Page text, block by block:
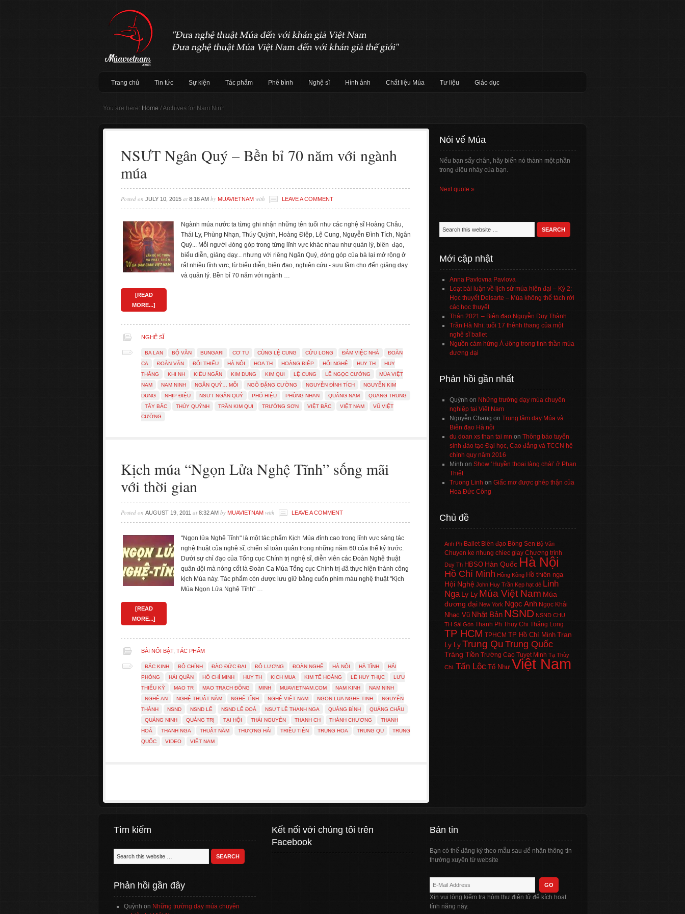
Trang chủ Tin tức Sự kiện Tác phẩm Phê bình Nghệ sĩ Hình ảnh Chất liệu Múa Tư liệu Giáo dục
You are here: Home /Archives for Nam Ninh
NSƯT Ngân Quý – Bền bỉ 70 năm với ngành
múa
Posted on JULY 10, 2015 at 8:16 AM by MUAVIETNAM with LEAVE A COMMENT
Ngành múa nước ta từng ghi nhận những tên tuổi như các nghệ sĩ Hoàng Châu,
Thái Ly, Phùng Nhạn, Thúy Quỳnh, Hoàng Điệp, Lệ Cung, Nguyễn Đình Tích, Ngân
Quý... Mỗi người đóng góp trong từng lĩnh vực khác nhau như quản lý, biên đạo,
biểu diễn, giảng dạy... nhưng với riêng Ngân Quý, đóng góp của bà lại mở rộng ở
rất nhiều lĩnh vực, từ biểu diễn, biên đạo, nghiên cứu - sưu tầm cho đến giảng dạy
và quản lý. Bền bỉ 70 năm với ngành …
[READ
MORE...]
NGHỆ SĨ
BA LAN BỘ VĂN BUNGARI CƠ TU CÙNG LỆ CUNG CỬU LONG ĐẢM VIỆC NHÀ
ĐOÀN
CA
ĐOÀN VĂN ĐỘI THIẾU HÀ NỘI HOA TH HOÀNG ĐIỆP HỘI NGHỆ HUY TH
HUY
THẮNG
KHI NH KIỀU NGÂN KIM DUNG KIM QUI LỆ CUNG LÊ NGỌC CƯỜNG
MÚA VIỆT
NAM
NAM NINH NGÂN QUÝ… MỖI NGÔ ĐẶNG CƯỜNG NGUYỄN ĐÌNH TÍCH
NGUYỄN KIM
DUNG
NHỊP ĐIỆU NSƯT NGÂN QUÝ PHÓ HIỆU PHÙNG NHẠN QUẢNG NAM
QUANG TRUNG
TÂY BẮC
THÚY QUỲNH TRẦN KIM QUI TRƯỜNG SƠN VIỆT BẮC VIỆT NAM
VŨ VIỆT
CƯỜNG
Kịch múa “Ngọn Lửa Nghệ Tĩnh” sống mãi
với thời gian
Posted on AUGUST 19, 2011 at 8:32 AM by MUAVIETNAM with LEAVE A COMMENT
"Ngọn lửa Nghệ Tĩnh" là một tác phẩm Kịch Múa đỉnh cao trong lĩnh vực sáng tác
nghệ thuật của nghệ sĩ, chiến sĩ toàn quân trong những năm 60 của thế kỷ trước.
Dưới sự chỉ đạo của Tổng cục Chính trị nghệ sĩ, diễn viên các Đoàn Nghệ thuật
quân đội mà nòng cốt là Đoàn Ca Múa Tổng cục Chính trị đã thực hiện thành công
kịch Múa này. Tác phẩm còn được lưu giữ bằng cuốn phim màu nghệ thuật "Kịch
Múa Ngọn Lửa Nghệ Tĩnh" …
[READ
MORE...]
BÀI NỔI BẬT, TÁC PHẨM
BẮC KINH BỘ CHÍNH ĐÀO ĐỨC ĐẠI ĐÔ LƯƠNG ĐOÀN NGHỆ HÀ NỘI HÀ TĨNH
HẢI
PHÒNG
HẢI QUÂN HỒ CHÍ MINH HUY TH KICH MUA KIM TẾ HOÀNG LÊ HUY THỤC
LƯU
THIẾU KỲ
MAO TR MAO TRẠCH ĐÔNG MINH MUAVIETNAM.COM NAM KINH
NAM NINH
NGHỆ AN
NGHỆ THUẬT NĂM NGHỆ TĨNH NGHỆ VIỆT NAM NGON LUA NGHE TINH
NGUYỄN
THÀNH
NSND NSND LÊ NSND LÊ ĐOÁ NSƯT LÊ THANH NGA QUẢNG BÌNH
QUẢNG CHÂU
QUẢNG NINH
QUẢNG TRỊ TẠI HỘI THÁI NGUYÊN THANH CH THÀNH CHƯƠNG
THANH
HOÁ
THANH NGA THUẬT NĂM THƯỢNG HẢI TRIỀU TIÊN TRUNG HOA TRUNG QU
TRUNG
QUỐC
VIDEO VIỆT NAM
Nói vế Múa
Nếu bạn sẩy chân, hãy biến nó thành một phần
trong điệu nhảy của bạn.
Next quote »
Mới cập nhật
Anna Pavlovna Pavlova
Loạt bài luận về lịch sử múa hiện đại – Kỳ 2:
Học thuyết Delsarte – Múa không thể tách rời
các học thuyết
Thán 2021 – Biên đạo Nguyễn Duy Thành
Trần Hà Nhi: tuổi 17 thênh thang của một
nghệ sĩ ballet
Nguồn cảm hứng Á đông trong tinh thần múa
đương đại
Phản hồi gần nhất
Quỳnh on Những trường dạy múa chuyên
nghiệp tại Việt Nam
Nguyễn Chang on Trung tâm dạy Múa và
Biên đạo Hà nội
du doan xs than tai mn on Thông báo tuyển
sinh đào tạo Đại học, Cao đẳng và TCCN hệ
chính quy năm 2016
Minh on Show ‘Huyền thoại làng chài’ ở Phan
Thiết
Truong Linh on Giấc mơ được ghép thận của
Hoa Đức Công
Chủ đề
Anh Ph Ballet Biên đạo Bông Sen Bộ Văn
Chuyen ke nhung chiec giay Chương trình
Duy Th HBSO Hàn Quốc Hà Nội
Hồ Chí Minh Hồng Kông Hồ thiên nga
Hội Nghệ John Huy Trần Kẹp hạt dẻ Linh
Nga Ly Ly Múa Việt Nam Múa
đương đại New York Ngọc Anh Ngọc Khải
Nhạc Vũ Nhật Bản NSND NSND CHU
TH Sài Gòn Thanh Ph Thuy Chi Thăng Long
TP HCM TPHCM TP Hồ Chí Minh Tran
Ly LyTrung Qu Trung Quốc
Tràng Tiền Trường Cao Tuyet Minh Tạ Thùy
Chi. Tấn Lộc Tố Như Việt Nam
Tìm kiếm
Phản hồi gần đây
Quỳnh on Những trường dạy múa chuyên
Kết nối với chúng tôi trên
Facebook
Bản tin
Bạn có thể đăng ký theo mẫu sau để nhận thông tin
thường xuyên từ website
Xin vui lòng kiểm tra hòm thư điện tử để kích hoạt
tính năng này.